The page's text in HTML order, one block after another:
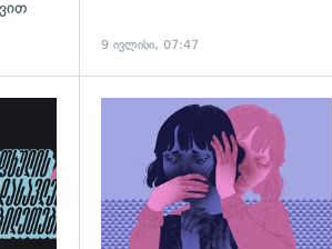
9 ივლისი, 07:47